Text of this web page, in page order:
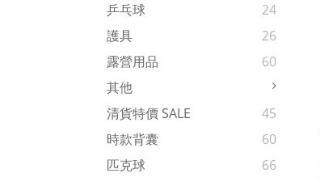
乒乓球
24
護具
26
露營用品
60
其他
清貨特價 SALE
45
時款背囊
60
匹克球
66